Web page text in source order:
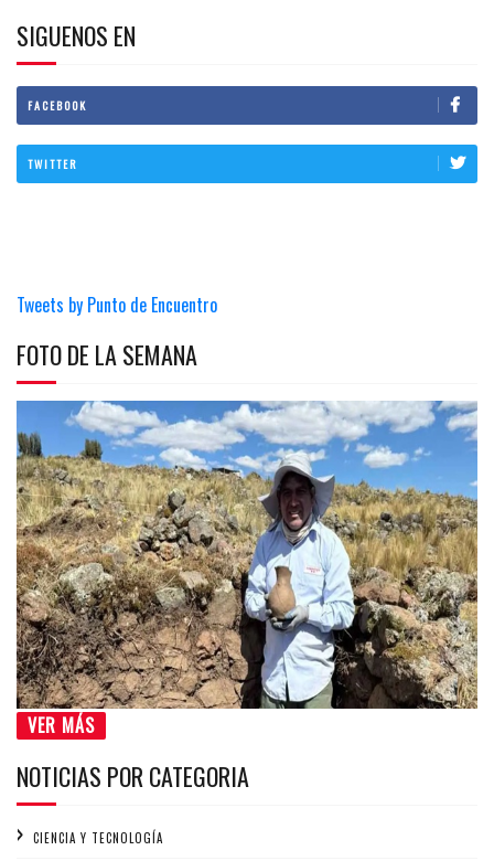
SIGUENOS EN
FACEBOOK
TWITTER
Tweets by Punto de Encuentro
FOTO DE LA SEMANA
VER MÁS
NOTICIAS POR CATEGORIA
CIENCIA Y TECNOLOGÍA